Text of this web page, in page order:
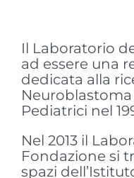
Il Laboratorio
ad essere una
dedicata alla
Neuroblastoma
Pediatrici nel
Nel 2013 il
Fondazione si
spazi